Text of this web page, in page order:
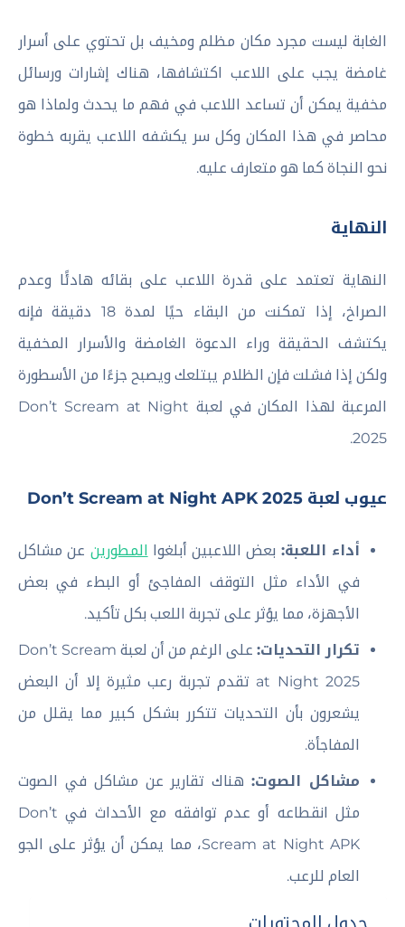
الغابة ليست مجرد مكان مظلم ومخيف بل تحتوي على أسرار
غامضة يجب على اللاعب اكتشافها، هناك إشارات ورسائل
مخفية يمكن أن تساعد اللاعب في فهم ما يحدث ولماذا هو
محاصر في هذا المكان وكل سر يكشفه اللاعب يقربه خطوة
نحو النجاة كما هو متعارف عليه.
النهاية
النهاية تعتمد على قدرة اللاعب على بقائه هادئًا وعدم
الصراخ، إذا تمكنت من البقاء حيًا لمدة 18 دقيقة فإنه
يكتشف الحقيقة وراء الدعوة الغامضة والأسرار المخفية
ولكن إذا فشلت فإن الظلام يبتلعك ويصبح جزءًا من الأسطورة
المرعبة لهذا المكان في لعبة Don’t Scream at Night
2025.
عيوب لعبة Don’t Scream at Night APK 2025
أداء اللعبة: بعض اللاعبين أبلغوا المطورين عن مشاكل
في الأداء مثل التوقف المفاجئ أو البطء في بعض
الأجهزة، مما يؤثر على تجربة اللعب بكل تأكيد.
تكرار التحديات:
على الرغم من أن لعبة Don’t Scream
at Night 2025 تقدم تجربة رعب مثيرة إلا أن البعض
يشعرون بأن التحديات تتكرر بشكل كبير مما يقلل من
المفاجأة.
مشاكل الصوت:هناك تقارير عن مشاكل في الصوت
مثل انقطاعه أو عدم توافقه مع الأحداث في Don’t
Scream at Night APK، مما يمكن أن يؤثر على الجو
العام للرعب.